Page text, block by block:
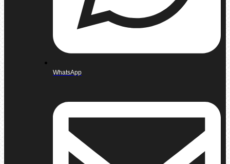
WhatsApp